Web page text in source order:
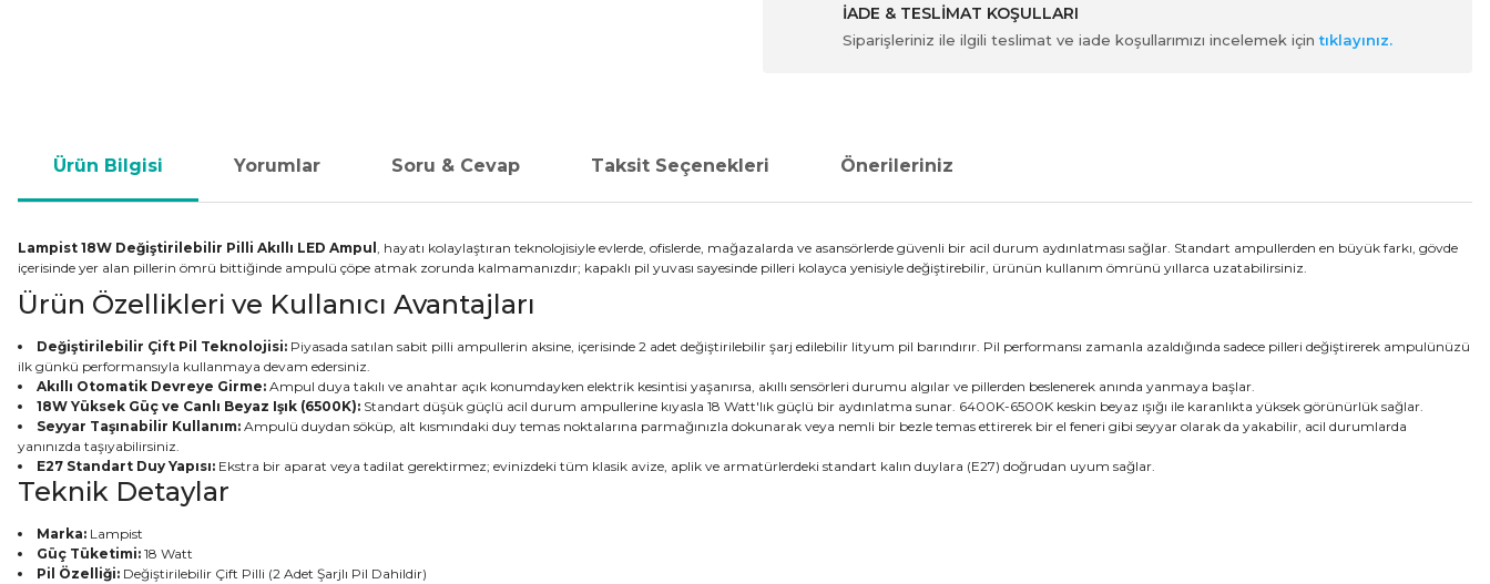
İADE & TESLİMAT KOŞULLARI
Siparişleriniz ile ilgili teslimat ve iade koşullarımızı incelemek içintıklayınız.
Ürün Bilgisi Yorumlar Soru & Cevap Taksit Seçenekleri Önerileriniz
Lampist 18W Değiştirilebilir Pilli Akıllı LED Ampul , hayatı kolaylaştıran teknolojisiyle evlerde, ofislerde, mağazalarda ve asansörlerde güvenli bir acil durum aydınlatması sağlar. Standart ampullerden en büyük farkı, gövde
içerisinde yer alan pillerin ömrü bittiğinde ampulü çöpe atmak zorunda kalmamanızdır; kapaklı pil yuvası sayesinde pilleri kolayca yenisiyle değiştirebilir, ürünün kullanım ömrünü yıllarca uzatabilirsiniz.
Ürün Özellikleri ve Kullanıcı Avantajları
Değiştirilebilir Çift Pil Teknolojisi: Piyasada satılan sabit pilli ampullerin aksine, içerisinde 2 adet değiştirilebilir şarj edilebilir lityum pil barındırır. Pil performansı zamanla azaldığında sadece pilleri değiştirerek ampulünüzü
ilk günkü performansıyla kullanmaya devam edersiniz.
Akıllı Otomatik Devreye Girme: Ampul duya takılı ve anahtar açık konumdayken elektrik kesintisi yaşanırsa, akıllı sensörleri durumu algılar ve pillerden beslenerek anında yanmaya başlar.
18W Yüksek Güç ve Canlı Beyaz Işık (6500K): Standart düşük güçlü acil durum ampullerine kıyasla 18 Watt'lık güçlü bir aydınlatma sunar. 6400K-6500K keskin beyaz ışığı ile karanlıkta yüksek görünürlük sağlar.
Seyyar Taşınabilir Kullanım: Ampulü duydan söküp, alt kısmındaki duy temas noktalarına parmağınızla dokunarak veya nemli bir bezle temas ettirerek bir el feneri gibi seyyar olarak da yakabilir, acil durumlarda
yanınızda taşıyabilirsiniz.
E27 Standart Duy Yapısı: Ekstra bir aparat veya tadilat gerektirmez; evinizdeki tüm klasik avize, aplik ve armatürlerdeki standart kalın duylara (E27) doğrudan uyum sağlar.
Teknik Detaylar
Marka: Lampist
Güç Tüketimi: 18 Watt
Pil Özelliği: Değiştirilebilir Çift Pilli (2 Adet Şarjlı Pil Dahildir)